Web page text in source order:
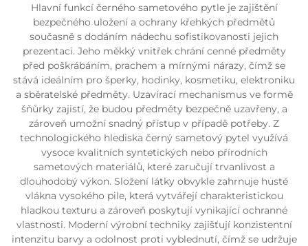
Hlavní funkcí černého sametového pytle je zajištění
bezpečného uložení a ochrany křehkých předmětů
současně s dodáním nádechu sofistikovanosti jejich
prezentaci. Jeho měkký vnitřek chrání cenné předměty
před poškrábáním, prachem a mírnými nárazy, čímž se
stává ideálním pro šperky, hodinky, kosmetiku, elektroniku
a sběratelské předměty. Uzavírací mechanismus ve formě
šňůrky zajistí, že budou předměty bezpečně uzavřeny, a
zároveň umožní snadný přístup v případě potřeby. Z
technologického hlediska černý sametový pytel využívá
vysoce kvalitních syntetických nebo přírodních
sametových materiálů, které zaručují trvanlivost a
dlouhodobý výkon. Složení látky obvykle zahrnuje husté
vlákna vysokého pile, která vytvářejí charakteristickou
hladkou texturu a zároveň poskytují vynikající ochranné
vlastnosti. Moderní výrobní techniky zajišťují konzistentní
intenzitu barvy a odolnost proti vyblednutí, čímž se udržuje